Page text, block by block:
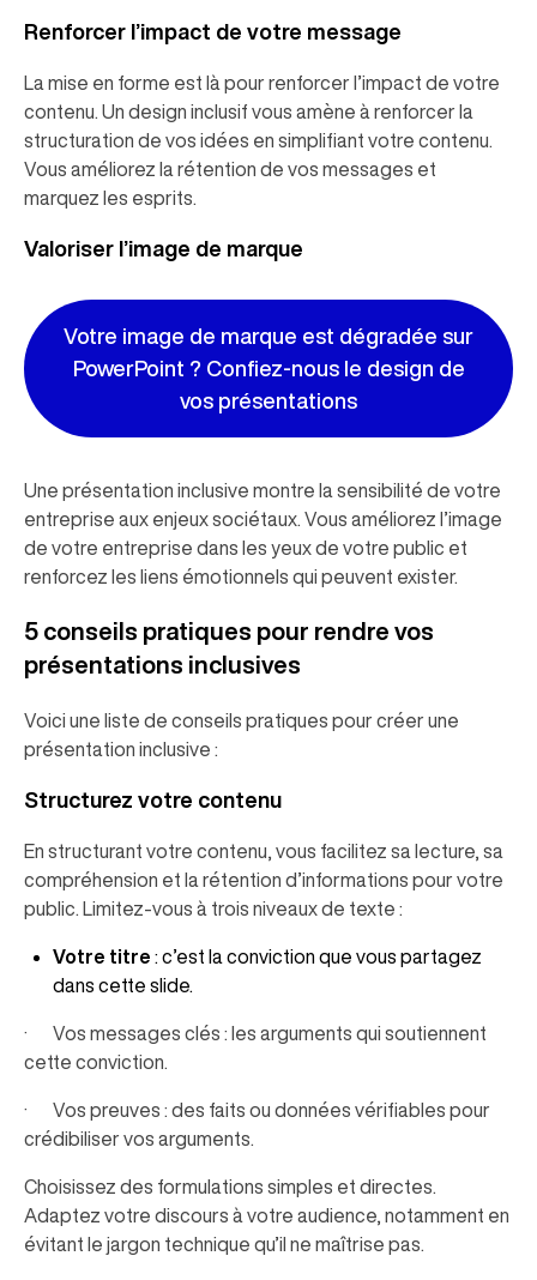
Renforcer l’impact de votre message
La mise en forme est là pour renforcer l’impact de votre
contenu. Un design inclusif vous amène à renforcer la
structuration de vos idées en simplifiant votre contenu.
Vous améliorez la rétention de vos messages et
marquez les esprits.
Valoriser l’image de marque
Votre image de marque est dégradée sur
PowerPoint ? Confiez-nous le design de
vos présentations
Une présentation inclusive montre la sensibilité de votre
entreprise aux enjeux sociétaux. Vous améliorez l’image
de votre entreprise dans les yeux de votre public et
renforcez les liens émotionnels qui peuvent exister.
5 conseils pratiques pour rendre vos
présentations inclusives
Voici une liste de conseils pratiques pour créer une
présentation inclusive :
Structurez votre contenu
En structurant votre contenu, vous facilitez sa lecture, sa
compréhension et la rétention d’informations pour votre
public. Limitez-vous à trois niveaux de texte :
Votre titre : c’est la conviction que vous partagez
dans cette slide.
· Vos messages clés : les arguments qui soutiennent
cette conviction.
· Vos preuves : des faits ou données vérifiables pour
crédibiliser vos arguments.
Choisissez des formulations simples et directes.
Adaptez votre discours à votre audience, notamment en
évitant le jargon technique qu’il ne maîtrise pas.